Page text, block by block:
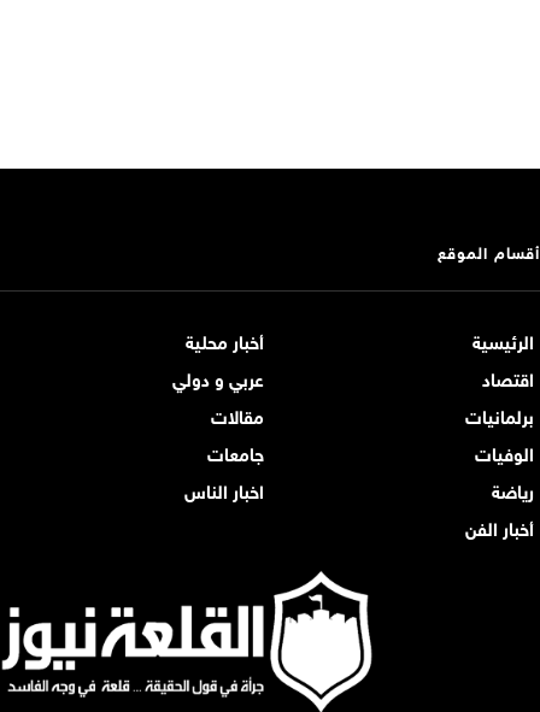
أقسام الموقع
الرئيسية
أخبار محلية
اقتصاد
عربي و دولي
برلمانيات
مقالات
الوفيات
جامعات
رياضة
اخبار الناس
أخبار الفن